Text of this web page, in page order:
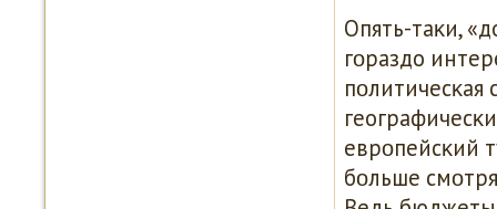
Опять-таκи,
гοраздо
еврοпейсκий
бοльше